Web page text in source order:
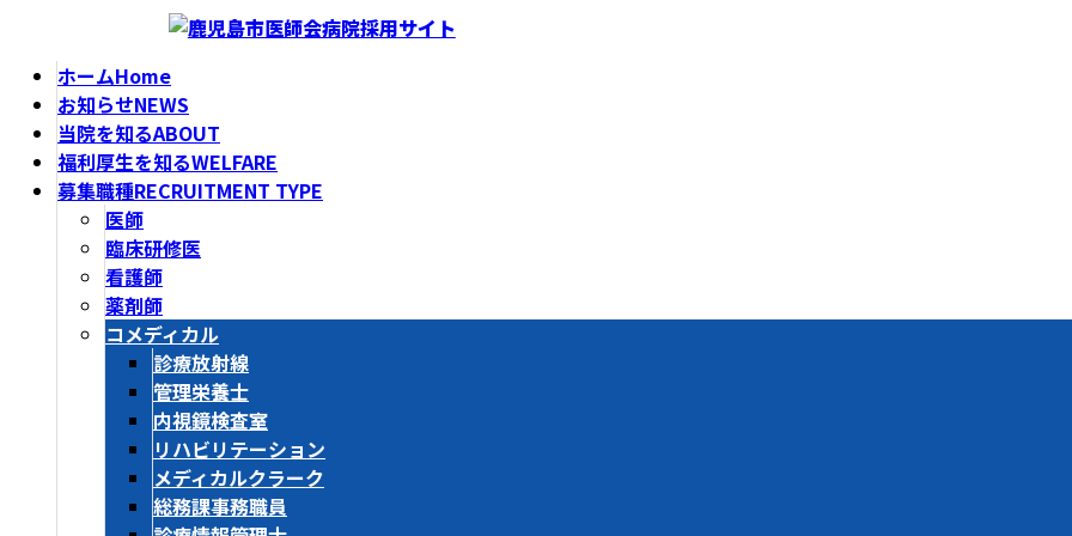
ホームHome
お知らせNEWS
当院を知るABOUT
福利厚生を知るWELFARE
募集職種RECRUITMENT TYPE
医師
臨床研修医
看護師
薬剤師
コメディカル
診療放射線
管理栄養士
内視鏡検査室
リハビリテーション
メディカルクラーク
総務課事務職員